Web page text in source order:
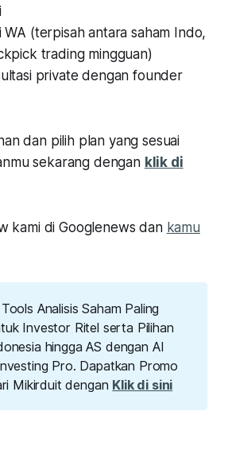
WA (terpisah antara saham Indo,
trading mingguan)
private dengan founder
dan pilih plan yang sesuai
sekarang dengan klik di
kami di Googlenews dan kamu
Analisis Saham Paling
Investor Ritel serta Pilihan
hingga AS dengan AI
Pro. Dapatkan Promo
Mikirduit dengan Klik di sini